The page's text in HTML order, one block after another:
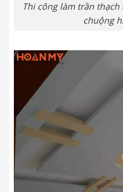
Thi công làm trần
chuộng